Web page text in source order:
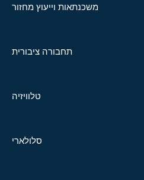
משכנתאות וייעוץ מחזור
תחבורה ציבורית
טלוויזיה
סלולארי